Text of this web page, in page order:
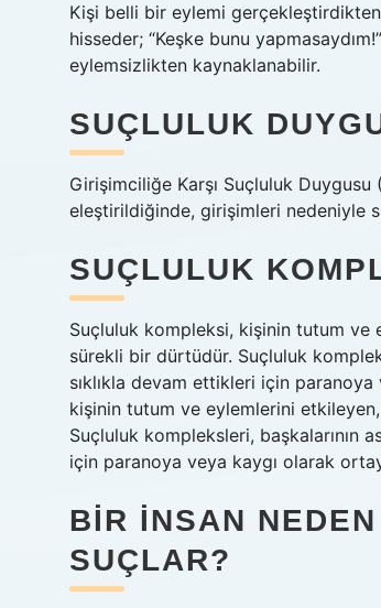
Kişi belli bir eylemi
hisseder; “Keşke bunu
eylemsizlikten kaynaklanabilir.
SUÇLULUK
Girişimciliğe Karşı Suçluluk
eleştirildiğinde, girişimleri nedeniyle
SUÇLULUK
Suçluluk kompleksi, kişinin tutum ve
sürekli bir dürtüdür. Suçluluk
sıklıkla devam ettikleri için
kişinin tutum ve eylemlerini
Suçluluk kompleksleri, başkalarının
için paranoya veya kaygı olarak
BIR INSAN
SUÇLAR?